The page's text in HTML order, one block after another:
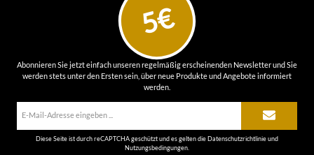
5€
Abonnieren Sie jetzt einfach unseren regelmäßig erscheinenden Newsletter und Sie
werden stets unter den Ersten sein, über neue Produkte und Angebote informiert
werden.
Diese Seite ist durch reCAPTCHA geschützt und es gelten die Datenschutzrichtlinieund
Nutzungsbedingungen.